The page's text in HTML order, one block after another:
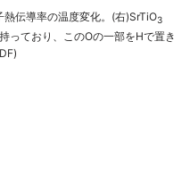
伝導率の温度変化。(右)SrTiO3
っており、このOの一部をHで置き